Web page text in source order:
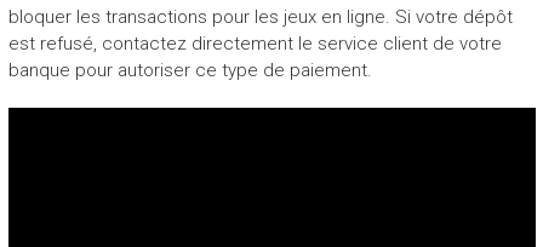
bloquer les transactions pour les jeux en ligne. Si votre dépôt
est refusé, contactez directement le service client de votre
banque pour autoriser ce type de paiement.